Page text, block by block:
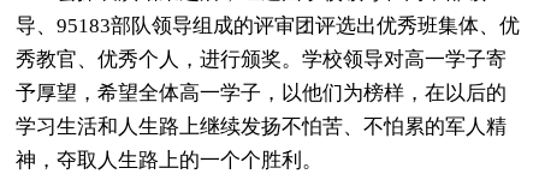
导、95183部队领导组成的评审团评选出优秀班集体、优
秀教官、优秀个人，进行颁奖。学校领导对高一学子寄
予厚望，希望全体高一学子，以他们为榜样，在以后的
学习生活和人生路上继续发扬不怕苦、不怕累的军人精
神，夺取人生路上的一个个胜利。